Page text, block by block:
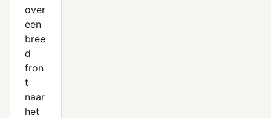
over
een
bree
d
fron
t
naar
het